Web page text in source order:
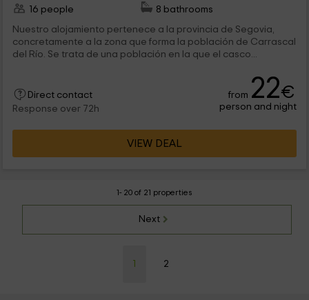
16 people
8 bathrooms
Nuestro alojamiento pertenece a la provincia de Segovia,
concretamente a la zona que forma la población de Carrascal
del Río. Se trata de una población en la que el casco...
Direct contact
Response over 72h
from 22€
person and night
VIEW DEAL
1- 20 of 21 properties
Next
2